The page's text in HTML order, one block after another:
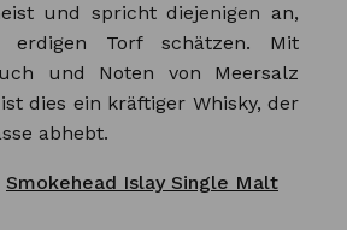
und spricht diejenigen an,
erdigen Torf schätzen. Mit
und Noten von Meersalz
dies ein kräftiger Whisky, der
abhebt.
Smokehead Islay Single Malt